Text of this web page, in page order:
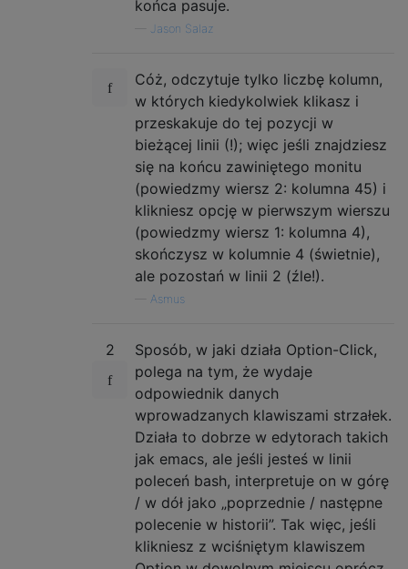
końca pasuje.
Jason Salaz
Cóż, odczytuje tylko liczbę kolumn,
w których kiedykolwiek klikasz i
przeskakuje do tej pozycji w
bieżącej linii (!); więc jeśli znajdziesz
się na końcu zawiniętego monitu
(powiedzmy wiersz 2: kolumna 45) i
klikniesz opcję w pierwszym wierszu
(powiedzmy wiersz 1: kolumna 4),
skończysz w kolumnie 4 (świetnie),
ale pozostań w linii 2 (źle!).
Asmus
2
Sposób, w jaki działa Option-Click,
polega na tym, że wydaje
odpowiednik danych
wprowadzanych klawiszami strzałek.
Działa to dobrze w edytorach takich
jak emacs, ale jeśli jesteś w linii
poleceń bash, interpretuje on w górę
/ w dół jako „poprzednie / następne
polecenie w historii”. Tak więc, jeśli
klikniesz z wciśniętym klawiszem